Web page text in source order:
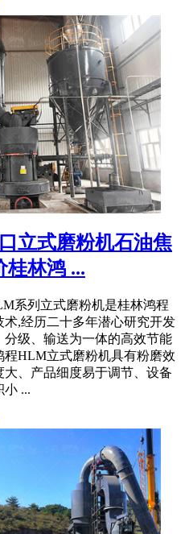
立式磨粉机石油焦
桂林鸿 ...
系列立式磨粉机是桂林鸿程
,经历二十多年潜心研究开发
级、输送为一体的高效节能
程HLM立式磨粉机具有粉磨效
、产品细度易于调节、设备
小 ...